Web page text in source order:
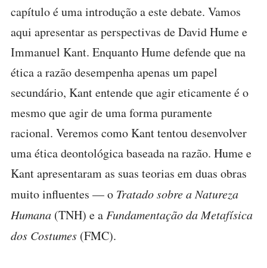
capítulo é uma introdução a este debate. Vamos
aqui apresentar as perspectivas de David Hume e
Immanuel Kant. Enquanto Hume defende que na
ética a razão desempenha apenas um papel
secundário, Kant entende que agir eticamente é o
mesmo que agir de uma forma puramente
racional. Veremos como Kant tentou desenvolver
uma ética deontológica baseada na razão. Hume e
Kant apresentaram as suas teorias em duas obras
muito influentes — o Tratado sobre a Natureza
Humana (TNH) e a Fundamentação da Metafísica
dos Costumes (FMC).